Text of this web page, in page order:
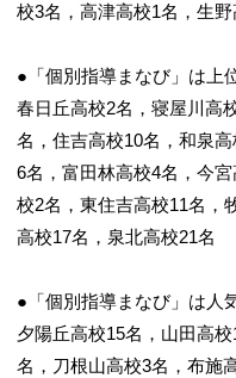
校3名，高津高校1名，生
●「個別指導まなび」は上
春日丘高校2名，寝屋川高
名，住吉高校10名，和泉
6名，富田林高校4名，今
校2名，東住吉高校11名，
高校17名，泉北高校21名
●「個別指導まなび」は人
夕陽丘高校15名，山田高
名，刀根山高校3名，布施